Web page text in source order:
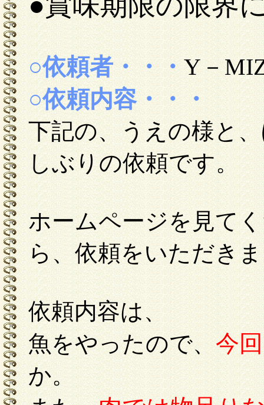
○依頼者・・・Y－
○依頼内容・・・
下記の、うえの様と
しぶりの依頼です。
ホームページを見て
ら、依頼をいただき
依頼内容は、
魚をやったので、今
か。